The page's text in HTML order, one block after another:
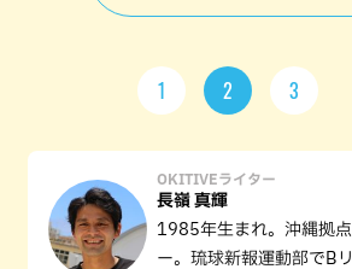
1 2 3
OKITIVEライター
長嶺 真輝
1985年生まれ。沖縄拠
ー。琉球新報運動部でB